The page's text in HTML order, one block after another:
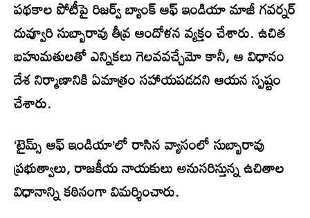
పథకాల పోటీపై రిజర్వ్ బ్యాంక్ ఆఫ్ ఇండియా మాజీ గవర్నర్
దువ్వూరి సుబ్బారావు తీవ్ర ఆందోళన వ్యక్తం చేశారు. ఉచిత
బహుమతులతో ఎన్నికలు గెలవవచ్చేమో కానీ, ఆ విధానం
దేశ నిర్మాణానికి ఏమాత్రం సహాయపడదని ఆయన స్పష్టం
చేశారు.
‘టైమ్స్ ఆఫ్ ఇండియా’లో రాసిన వ్యాసంలో సుబ్బారావు
ప్రభుత్వాలు, రాజకీయ నాయకులు అనుసరిస్తున్న ఉచితాల
విధానాన్ని కఠినంగా విమర్శించారు.